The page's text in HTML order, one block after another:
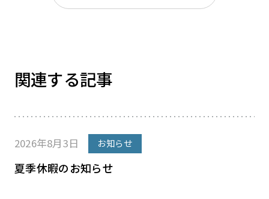
関連する記事
2026年8月3日 お知らせ
夏季休暇のお知らせ